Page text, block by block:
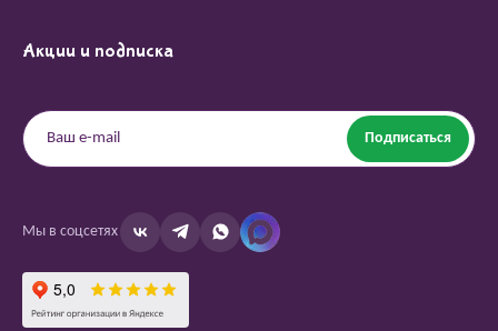
Акции и подписка
Подписаться
Мы в соцсетях